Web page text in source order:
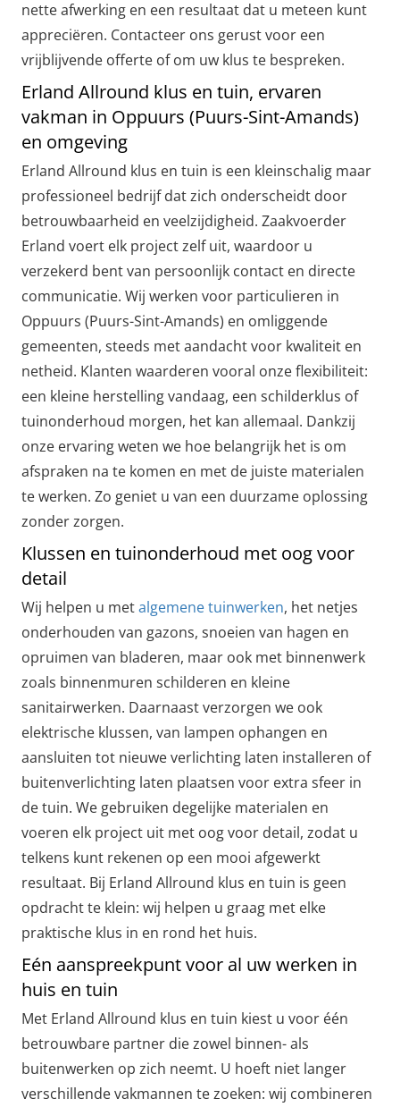
nette afwerking en een resultaat dat u meteen kunt
appreciëren. Contacteer ons gerust voor een
vrijblijvende offerte of om uw klus te bespreken.
Erland Allround klus en tuin, ervaren
vakman in Oppuurs (Puurs-Sint-Amands)
en omgeving
Erland Allround klus en tuin is een kleinschalig maar
professioneel bedrijf dat zich onderscheidt door
betrouwbaarheid en veelzijdigheid. Zaakvoerder
Erland voert elk project zelf uit, waardoor u
verzekerd bent van persoonlijk contact en directe
communicatie. Wij werken voor particulieren in
Oppuurs (Puurs-Sint-Amands) en omliggende
gemeenten, steeds met aandacht voor kwaliteit en
netheid. Klanten waarderen vooral onze flexibiliteit:
een kleine herstelling vandaag, een schilderklus of
tuinonderhoud morgen, het kan allemaal. Dankzij
onze ervaring weten we hoe belangrijk het is om
afspraken na te komen en met de juiste materialen
te werken. Zo geniet u van een duurzame oplossing
zonder zorgen.
Klussen en tuinonderhoud met oog voor
detail
Wij helpen u metalgemene tuinwerken, het netjes
onderhouden van gazons, snoeien van hagen en
opruimen van bladeren, maar ook met binnenwerk
zoals binnenmuren schilderen en kleine
sanitairwerken. Daarnaast verzorgen we ook
elektrische klussen, van lampen ophangen en
aansluiten tot nieuwe verlichting laten installeren of
buitenverlichting laten plaatsen voor extra sfeer in
de tuin. We gebruiken degelijke materialen en
voeren elk project uit met oog voor detail, zodat u
telkens kunt rekenen op een mooi afgewerkt
resultaat. Bij Erland Allround klus en tuin is geen
opdracht te klein: wij helpen u graag met elke
praktische klus in en rond het huis.
Eén aanspreekpunt voor al uw werken in
huis en tuin
Met Erland Allround klus en tuin kiest u voor één
betrouwbare partner die zowel binnen- als
buitenwerken op zich neemt. U hoeft niet langer
verschillende vakmannen te zoeken: wij combineren